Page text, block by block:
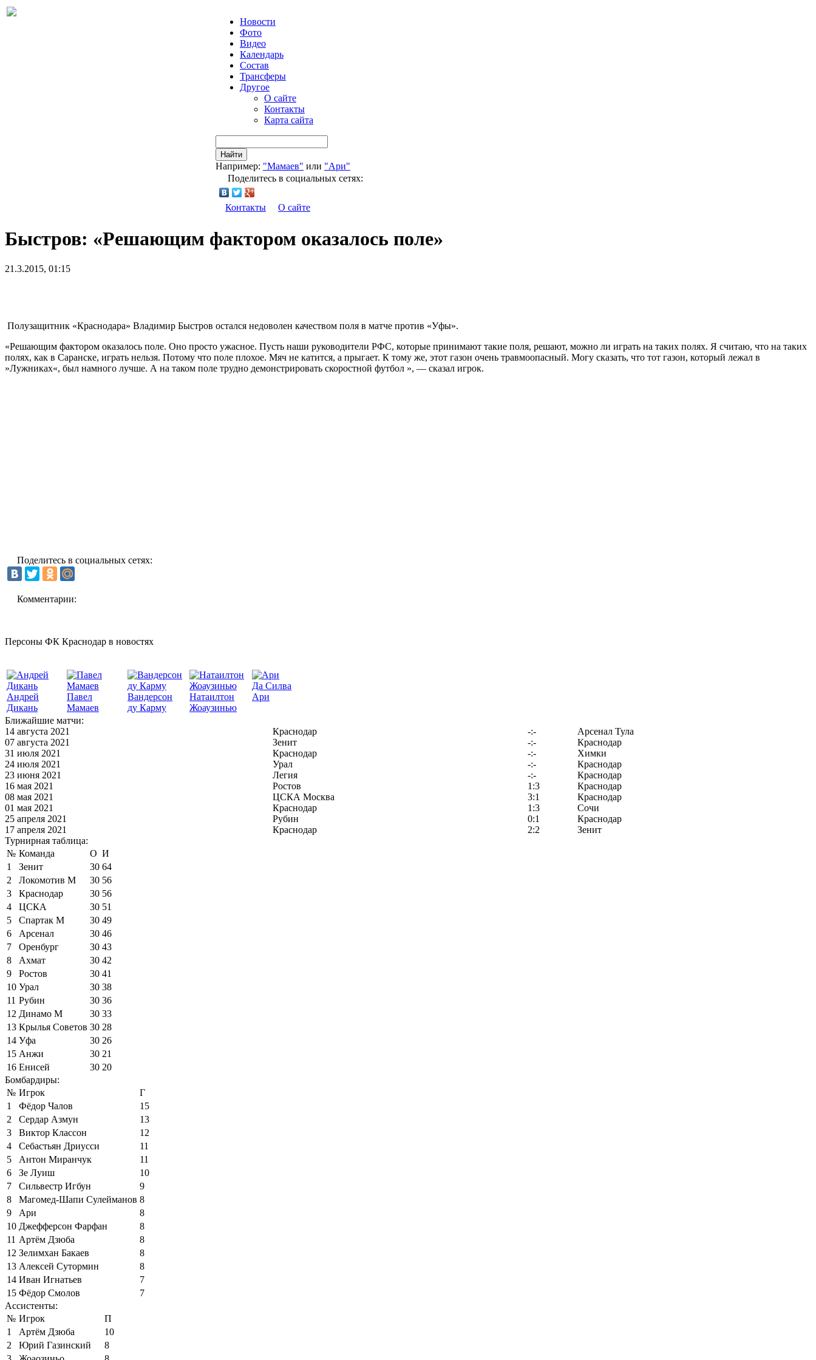
Новости
Фото
Видео
Календарь
Состав
Трансферы
Другое
О сайте
Контакты
Карта сайта
Найти
Например: "Мамаев" или "Ари"
Поделитесь в социальных сетях:
Контакты О сайте
Быстров: «Решающим фактором оказалось поле»
21.3.2015, 01:15
Полузащитник «Краснодара» Владимир Быстров остался недоволен качеством поля в матче против «Уфы».
«Решающим фактором оказалось поле. Оно просто ужасное. Пусть наши руководители РФС, которые принимают такие поля, решают, можно ли играть на таких полях. Я считаю, что на таких
полях, как в Саранске, играть нельзя. Потому что поле плохое. Мяч не катится, а прыгает. К тому же, этот газон очень травмоопасный. Могу сказать, что тот газон, который лежал в
»Лужниках«, был намного лучше. А на таком поле трудно демонстрировать скоростной футбол », — сказал игрок.
Поделитесь в социальных сетях:
Комментарии:
Персоны ФК Краснодар в новостях
Андрей
Дикань
Павел
Мамаев
Вандерсон
ду Карму
Натаилтон
Жоаузинью
Да Силва
Ари
Ближайшие матчи:
14 августа 2021
Краснодар -:-
Арсенал Тула
07 августа 2021
Зенит -:-
Краснодар
31 июля 2021
Краснодар -:-
Химки
24 июля 2021
Урал -:-
Краснодар
23 июня 2021
Легия -:-
Краснодар
16 мая 2021
Ростов 1:3
Краснодар
08 мая 2021
ЦСКА Москва 3:1
Краснодар
01 мая 2021
Краснодар 1:3
Сочи
25 апреля 2021
Рубин 0:1
Краснодар
17 апреля 2021
Краснодар 2:2
Зенит
Турнирная таблица:
№ Команда О И
1
Зенит 30 64
2
Локомотив М 30 56
3
Краснодар 30 56
4
ЦСКА 30 51
5
Спартак М 30 49
6
Арсенал 30 46
7
Оренбург 30 43
8
Ахмат 30 42
9
Ростов 30 41
10 Урал 30 38
11 Рубин 30 36
12 Динамо М 30 33
13 Крылья Советов 30 28
14 Уфа 30 26
15 Анжи 30 21
16 Енисей 30 20
Бомбардиры:
№ Игрок
Г
1
Фёдор Чалов
15
2
Сердар Азмун
13
3
Виктор Классон
12
4
Себастьян Дриусси
11
5
Антон Миранчук
11
6
Зе Луиш
10
7
Сильвестр Игбун
9
8
Магомед-Шапи Сулейманов 8
9
Ари
8
10 Джефферсон Фарфан
8
11 Артём Дзюба
8
12 Зелимхан Бакаев
8
13 Алексей Сутормин
8
14 Иван Игнатьев
7
15 Фёдор Смолов
7
Ассистенты:
№ Игрок
П
1
Артём Дзюба
10
2
Юрий Газинский
8